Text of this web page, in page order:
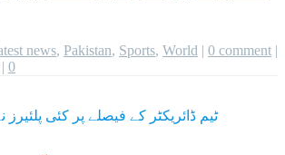
news, Pakistan, Sports, World | 0 comment |
| 0
ٹیم ڈائریکٹر کے فیصلے پر کئی پلئیرز